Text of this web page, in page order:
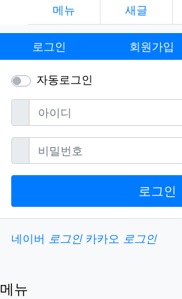
메뉴 새글
로그인 회원가입
자동로그인
아이디필수
비밀번호필수
로그인
소셜계정으로 로그인
네이버 로그인 카카오 로그인
메뉴